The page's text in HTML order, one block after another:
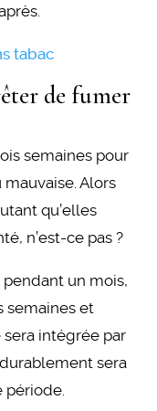
tabac
de fumer
semaines pour
Alors
qu’elles
n’est-ce pas ?
pendant un mois,
semaines et
intégrée par
sera
période.